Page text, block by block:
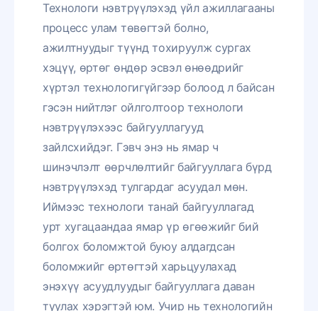
Технологи нэвтрүүлэхэд үйл ажиллагааны
процесс улам төвөгтэй болно,
ажилтнуудыг түүнд тохируулж сургах
хэцүү, өртөг өндөр эсвэл өнөөдрийг
хүртэл технологигүйгээр болоод л байсан
гэсэн нийтлэг ойлголтоор технологи
нэвтрүүлэхээс байгууллагууд
зайлсхийдэг. Гэвч энэ нь ямар ч
шинэчлэлт өөрчлөлтийг байгууллага бүрд
нэвтрүүлэхэд тулгардаг асуудал мөн.
Иймээс технологи танай байгууллагад
урт хугацаандаа ямар үр өгөөжийг бий
болгох боломжтой буюу алдагдсан
боломжийг өртөгтэй харьцуулахад
энэхүү асуудлуудыг байгууллага даван
туулах хэрэгтэй юм. Учир нь технологийн